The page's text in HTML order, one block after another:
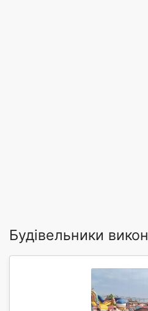
Будівельники